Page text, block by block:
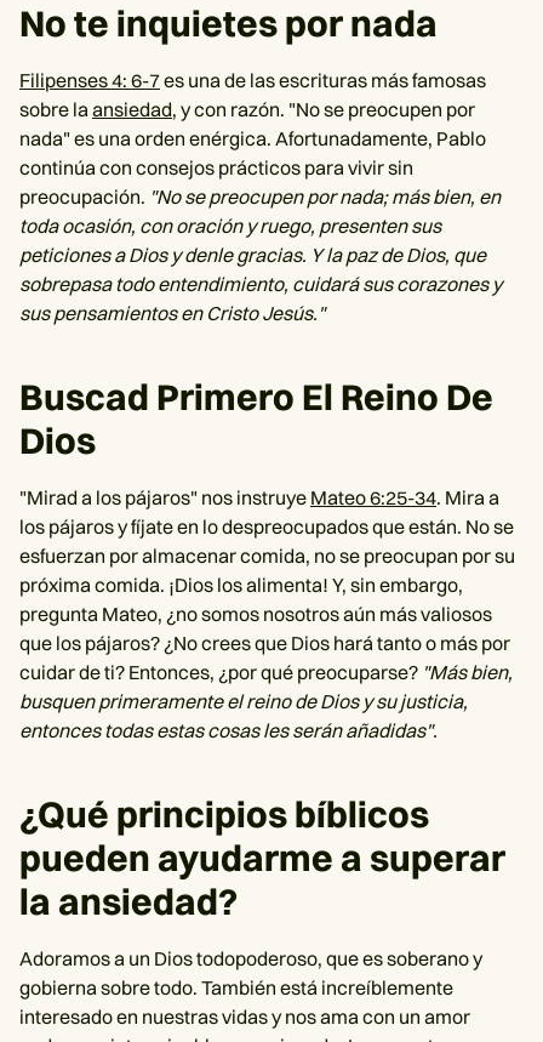
No te inquietes por nada
Filipenses 4: 6-7es una de las escrituras más famosas
sobre laansiedad, y con razón. "No se preocupen por
nada" es una orden enérgica. Afortunadamente, Pablo
continúa con consejos prácticos para vivir sin
preocupación. "No se preocupen por nada; más bien, en
toda ocasión, con oración y ruego, presenten sus
peticiones a Dios y denle gracias. Y la paz de Dios, que
sobrepasa todo entendimiento, cuidará sus corazones y
sus pensamientos en Cristo Jesús."
Buscad Primero El Reino De
Dios
"Mirad a los pájaros" nos instruye Mateo 6:25-34. Mira a
los pájaros y fíjate en lo despreocupados que están. No se
esfuerzan por almacenar comida, no se preocupan por su
próxima comida. ¡Dios los alimenta! Y, sin embargo,
pregunta Mateo, ¿no somos nosotros aún más valiosos
que los pájaros? ¿No crees que Dios hará tanto o más por
cuidar de ti? Entonces, ¿por qué preocuparse? "Más bien,
busquen primeramente el reino de Dios y su justicia,
entonces todas estas cosas les serán añadidas".
¿Qué principios bíblicos
pueden ayudarme a superar
la ansiedad?
Adoramos a un Dios todopoderoso, que es soberano y
gobierna sobre todo. También está increíblemente
interesado en nuestras vidas y nos ama con un amor